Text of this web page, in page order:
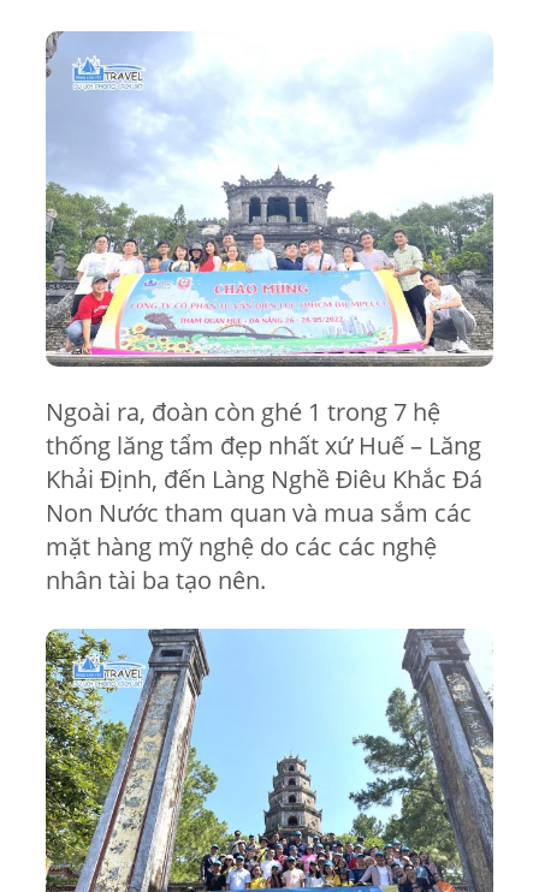
Ngoài ra, đoàn còn ghé 1 trong 7 hệ
thống lăng tẩm đẹp nhất xứ Huế – Lăng
Khải Định, đến Làng Nghề Điêu Khắc Đá
Non Nước tham quan và mua sắm các
mặt hàng mỹ nghệ do các các nghệ
nhân tài ba tạo nên.